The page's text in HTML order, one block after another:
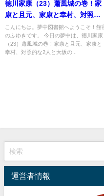
徳川家康（23）蕭風城の巻！家
康と且元、家康と幸村、対照的
な2人と大坂の陣
こんにちは。夢中図書館へようこそ！館
のふゆきです。 今日の夢中は、徳川家康
（23）蕭風城の巻！家康と且元、家康と
幸村、対照的な2人と大坂の...
運営者情報